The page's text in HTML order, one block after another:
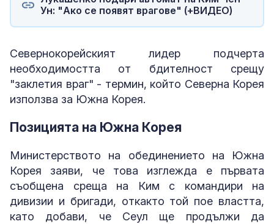
Ун: "Ако се появят врагове" (+ВИДЕО)
Севернокорейският лидер подчерта
необходимостта от бдителност срещу
"заклетия враг" - термин, който Северна Корея
използва за Южна Корея.
Позицията на Южна Корея
Министерството на обединението на Южна
Корея заяви, че това изглежда е първата
съобщена среща на Ким с командири на
дивизии и бригади, откакто той пое властта,
като добави, че Сеул ще продължи да